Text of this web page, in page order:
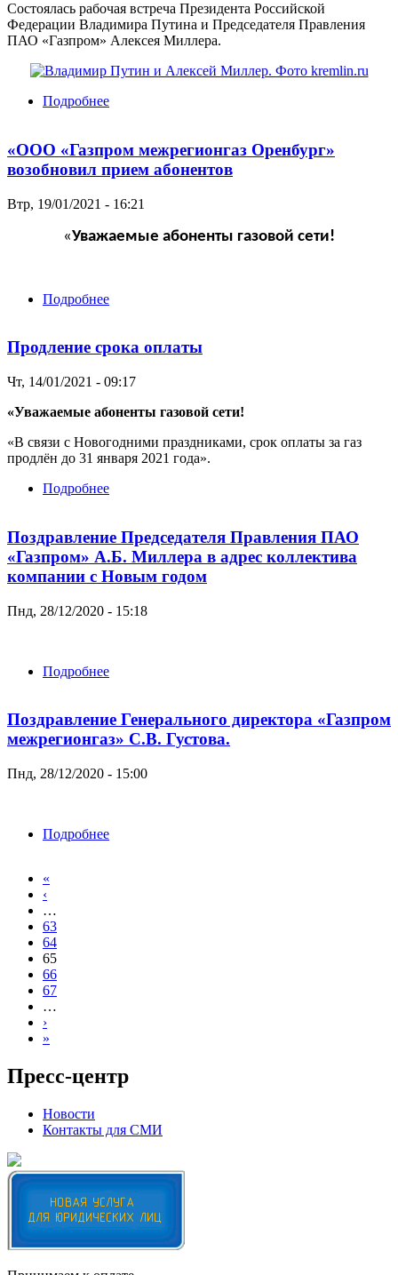
Состоялась рабочая встреча Президента Российской
Федерации Владимира Путина и Председателя Правления
ПАО «Газпром» Алексея Миллера.
Подробнее
«ООО «Газпром межрегионгаз Оренбург»
возобновил прием абонентов
Втр, 19/01/2021 - 16:21
«Уважаемые абоненты газовой сети!
Подробнее
Продление срока оплаты
Чт, 14/01/2021 - 09:17
«Уважаемые абоненты газовой сети!
«В связи с Новогодними праздниками, срок оплаты за газ
продлён до 31 января 2021 года».
Подробнее
Поздравление Председателя Правления ПАО
«Газпром» А.Б. Миллера в адрес коллектива
компании с Новым годом
Пнд, 28/12/2020 - 15:18
Подробнее
Поздравление Генерального директора «Газпром
межрегионгаз» С.В. Густова.
Пнд, 28/12/2020 - 15:00
Подробнее
«
‹
…
63
64
65
66
67
…
›
»
Пресс-центр
Новости
Контакты для СМИ